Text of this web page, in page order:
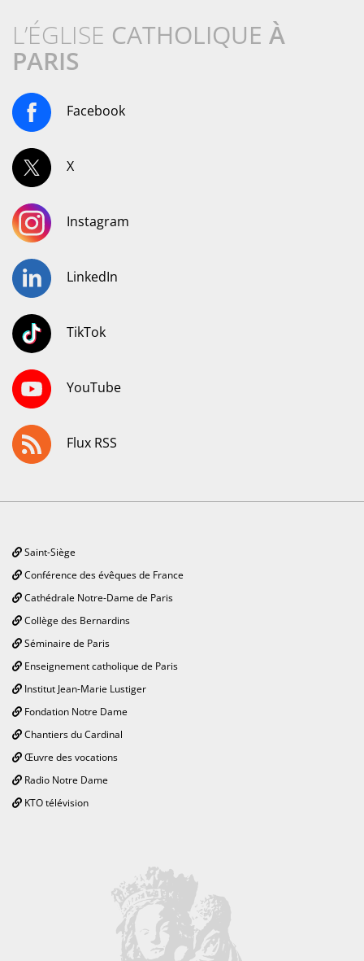
L’ÉGLISE CATHOLIQUE À
PARIS
Facebook
X
Instagram
LinkedIn
TikTok
YouTube
Flux RSS
Saint-Siège
Conférence des évêques de France
Cathédrale Notre-Dame de Paris
Collège des Bernardins
Séminaire de Paris
Enseignement catholique de Paris
Institut Jean-Marie Lustiger
Fondation Notre Dame
Chantiers du Cardinal
Œuvre des vocations
Radio Notre Dame
KTO télévision